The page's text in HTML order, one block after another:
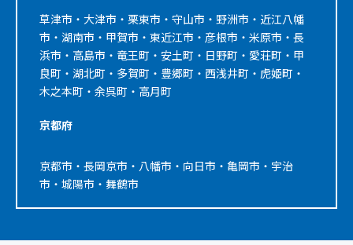
草津市・大津市・栗東市・守山市・野洲市・近江八幡
市・湖南市・甲賀市・東近江市・彦根市・米原市・長
浜市・高島市・竜王町・安土町・日野町・愛荘町・甲
良町・湖北町・多賀町・豊郷町・西浅井町・虎姫町・
木之本町・余呉町・高月町
京都府
京都市・長岡京市・八幡市・向日市・亀岡市・宇治
市・城陽市・舞鶴市